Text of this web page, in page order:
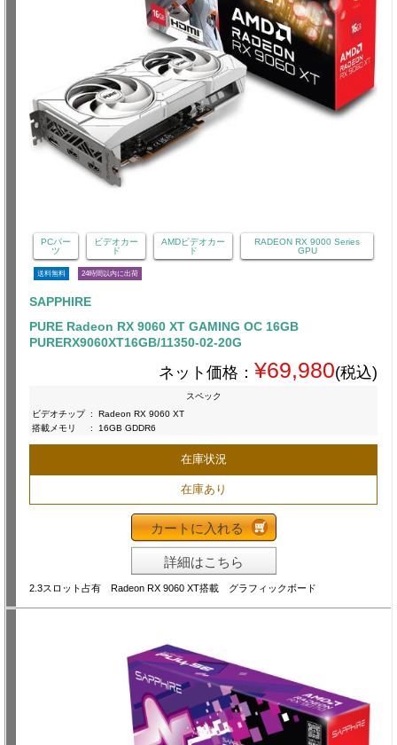
PCパー
ツ
ビデオカー
ド
AMDビデオカー
ド
RADEON RX 9000 Series
GPU
送料無料 24時間以内に出荷
SAPPHIRE
PURE Radeon RX 9060 XT GAMING OC 16GB
PURERX9060XT16GB/11350-02-20G
ネット価格： ¥69,980(税込)
スペック
ビデオチップ :
Radeon RX 9060 XT
搭載メモリ
: 16GB GDDR6
在庫状況
在庫あり
カートに入れる
詳細はこちら
2.3スロット占有 Radeon RX 9060 XT搭載 グラフィックボード